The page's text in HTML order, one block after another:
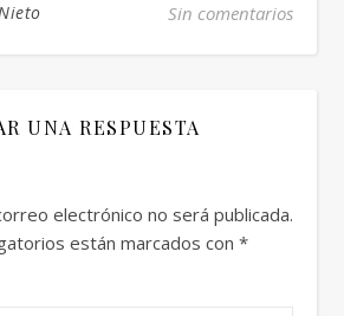
Sin comentarios
UNA RESPUESTA
electrónico no será publicada.
están marcados con *